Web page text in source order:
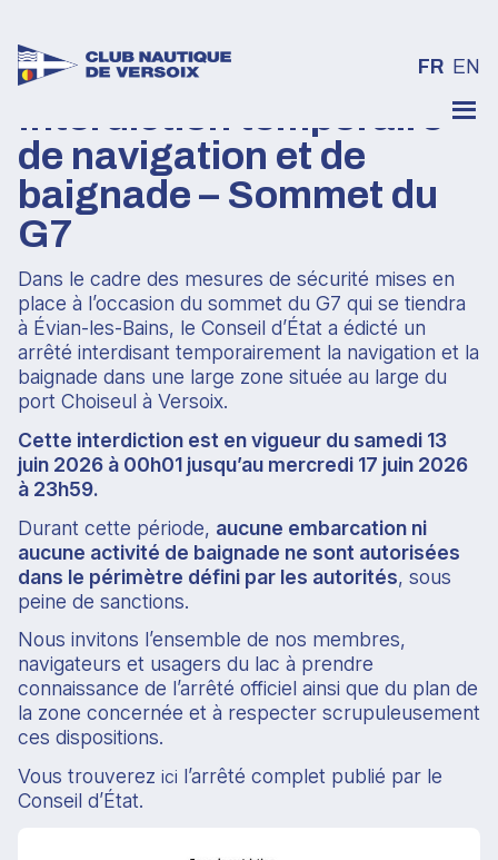
content
FR EN
Interdiction temporaire
de navigation et de
baignade – Sommet du
G7
Dans le cadre des mesures de sécurité mises en
place à l’occasion du sommet du G7 qui se tiendra
à Évian-les-Bains, le Conseil d’État a édicté un
arrêté interdisant temporairement la navigation et la
baignade dans une large zone située au large du
port Choiseul à Versoix.
Cette interdiction est en vigueur du samedi 13
juin 2026 à 00h01 jusqu’au mercredi 17 juin 2026
à 23h59.
Durant cette période, aucune embarcation ni
aucune activité de baignade ne sont autorisées
dans le périmètre défini par les autorités, sous
peine de sanctions.
Nous invitons l’ensemble de nos membres,
navigateurs et usagers du lac à prendre
connaissance de l’arrêté officiel ainsi que du plan de
la zone concernée et à respecter scrupuleusement
ces dispositions.
Vous trouverez ici l’arrêté complet publié par le
Conseil d’État.